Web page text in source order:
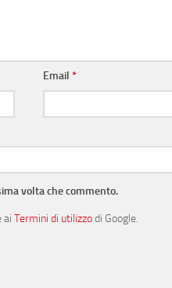
Email*
volta che commento.
ai Termini di utilizzodi Google.